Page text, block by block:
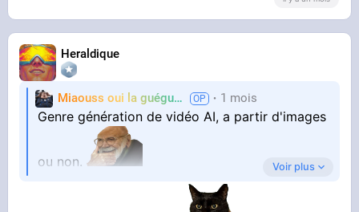
Heraldique
Miaouss oui la guéguérre TF6 1 mois
Genre génération de vidéo AI, a partir d'images
ou non. Voir plus